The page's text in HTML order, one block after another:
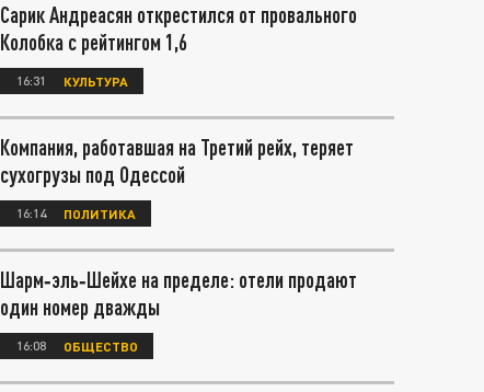
Сарик Андреасян открестился от провального
Колобка с рейтингом 1,6
16:31 КУЛЬТУРА
Компания, работавшая на Третий рейх, теряет
сухогрузы под Одессой
16:14 ПОЛИТИКА
Шарм‑эль‑Шейхе на пределе: отели продают
один номер дважды
16:08 ОБЩЕСТВО